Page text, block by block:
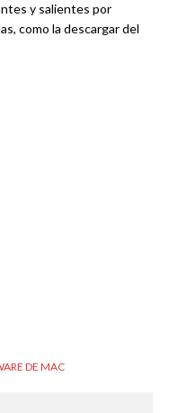
y salientes por
como la descargar del
DE MAC